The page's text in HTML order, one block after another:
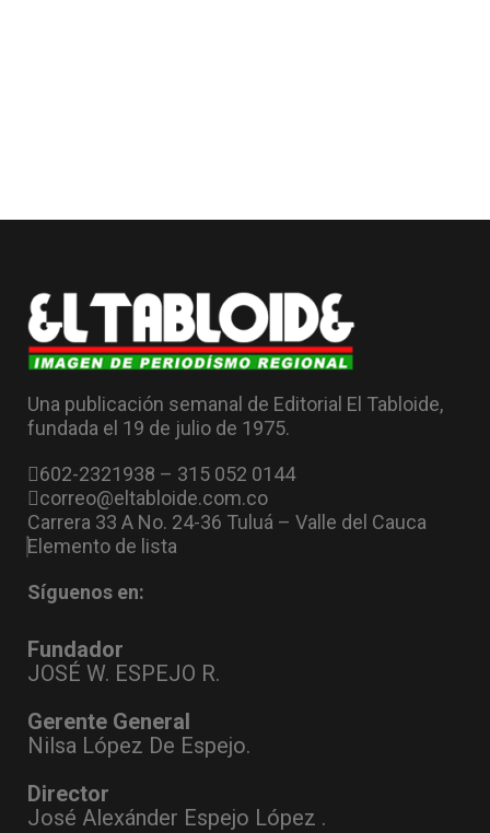
Una publicación semanal de Editorial El Tabloide,
fundada el 19 de julio de 1975.
602-2321938 – 315 052 0144
correo@eltabloide.com.co
Carrera 33 A No. 24-36 Tuluá – Valle del Cauca
Elemento de lista
Síguenos en:
Fundador
JOSÉ W. ESPEJO R.
Gerente General
Nilsa López De Espejo.
Director
José Alexánder Espejo López .